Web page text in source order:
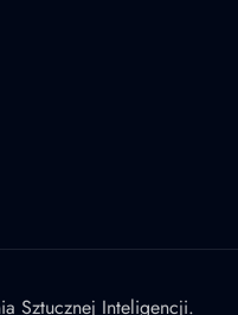
Sztucznej Inteligencji.